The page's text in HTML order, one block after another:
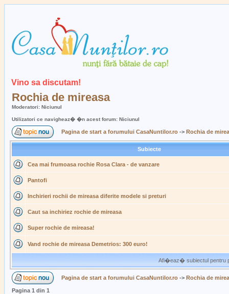
Vino sa discutam!
Rochia de mireasa
Moderatori: Niciunul
Utilizatori ce navigheaz� �n acest forum: Niciunul
Pagina de start a forumului CasaNuntilor.ro -> Rochia de
Subiecte
Cea mai frumoasa rochie Rosa Clara - de vanzare
Pantofi
Inchirieri rochii de mireasa diferite modele si preturi
Caut sa inchiriez rochie de mireasa
Super rochie de mireasa!
Vand rochie de mireasa Demetrios: 300 euro!
Afi�eaz� subiectul pentru
Pagina de start a forumului CasaNuntilor.ro -> Rochia de
Pagina 1 din 1